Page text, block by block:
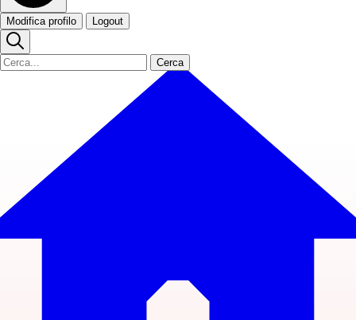
Modifica profilo Logout
Cerca